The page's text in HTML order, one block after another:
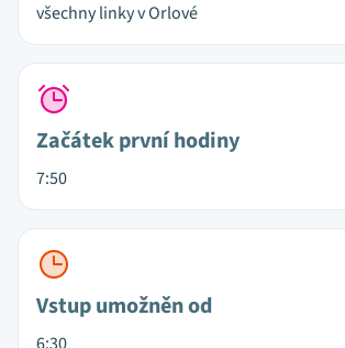
všechny linky v Orlové
Začátek první hodiny
7:50
Vstup umožněn od